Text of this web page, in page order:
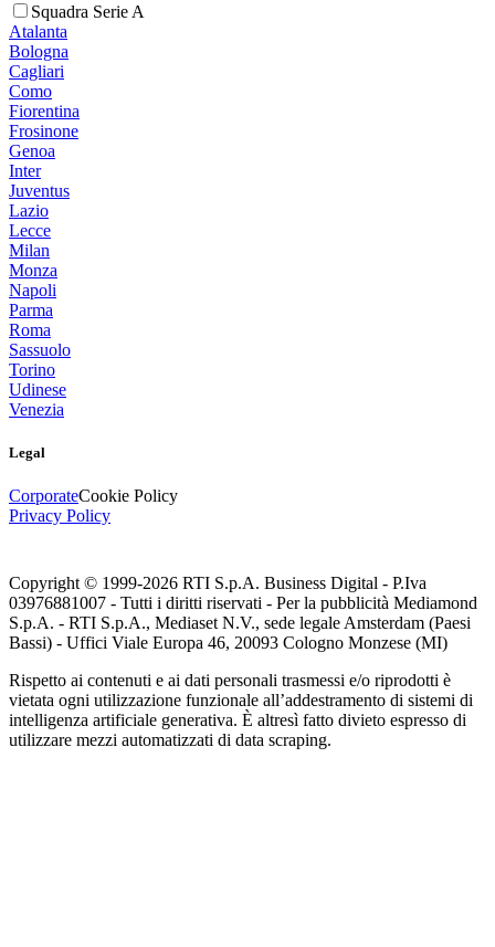
Squadra Serie A
Atalanta
Bologna
Cagliari
Como
Fiorentina
Frosinone
Genoa
Inter
Juventus
Lazio
Lecce
Milan
Monza
Napoli
Parma
Roma
Sassuolo
Torino
Udinese
Venezia
Legal
CorporateCookie Policy
Privacy Policy
Copyright © 1999-2026 RTI S.p.A. Business Digital - P.Iva
03976881007 - Tutti i diritti riservati - Per la pubblicità Mediamond
S.p.A. - RTI S.p.A., Mediaset N.V., sede legale Amsterdam (Paesi
Bassi) - Uffici Viale Europa 46, 20093 Cologno Monzese (MI)
Rispetto ai contenuti e ai dati personali trasmessi e/o riprodotti è
vietata ogni utilizzazione funzionale all’addestramento di sistemi di
intelligenza artificiale generativa. È altresì fatto divieto espresso di
utilizzare mezzi automatizzati di data scraping.